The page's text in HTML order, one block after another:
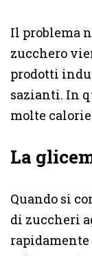
Il problema
zucchero
prodotti
sazianti. In
molte calorie
La
Quando si
di zuccheri